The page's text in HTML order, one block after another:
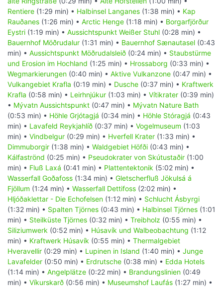
Rentiere (1:29 min) • Halbinsel Langanes (1:38 min) • Kap
Rauðanes (1:26 min) • Arctic Henge (1:18 min) • Borgarfjörður
Eystri (1:19 min) • Aussichtspunkt Weißer Stuhl (0:28 min) •
Bauernhof Möðrudalur (1:31 min) • Bauernhof Sænautasel (0:43
min) • Aussichtspunkt Möðrudalsleið (0:24 min) • Staubstürme
und Erosion im Hochland (1:25 min) • Hrossaborg (0:33 min) •
Wegmarkierungen (0:40 min) • Aktive Vulkanzone (0:47 min) •
Vulkangebiet Krafla (0:19 min) • Dusche (0:37 min) • Kraftwerk
Krafla (0:58 min) • Leirhnjúkur (1:03 min) • Vítikrater (0:39 min)
• Mývatn Aussichtspunkt (0:47 min) • Mývatn Nature Bath
(0:53 min) • Höhle Grjótagjá (0:34 min) • Höhle Stóragjá (0:43
min) • Lavafeld Reykjahlíð (0:37 min) • Vogelmuseum (1:03
min) • Vindbelgur (0:29 min) • Hverfell Krater (1:33 min) •
Dimmuborgir (1:38 min) • Waldgebiet Höfði (0:43 min) •
Kálfaströnd (0:25 min) • Pseudokrater von Skútustaðir (1:00
min) • Fluß Laxá (0:41 min) • Plattentektonik (5:02 min) •
Wasserfall Goðafoss (1:34 min) • Gletscherfluß Jökulsá á
Fjöllum (1:24 min) • Wasserfall Dettifoss (2:02 min) •
Hljóðaklettar - Die Echofelsen (1:12 min) • Schlucht Ásbyrgi
(1:32 min) • Spalten Tjörnes (0:43 min) • Halbinsel Tjörnes (1:01
min) • Steilküste Tjörnes (0:32 min) • Treibholz (0:55 min) •
Siliziumwerk (0:52 min) • Húsavík und Walbeobachtung (1:12
min) • Kraftwerk Húsavík (0:55 min) • Thermalgebiet
Hveravellir (0:29 min) • Lupinen in Island (1:40 min) • Junge
Lavafelder (0:50 min) • Erdrutsche (0:38 min) • Edda Hotels
(1:14 min) • Angelplätze (0:22 min) • Brandungslinien (0:49
min) • Víkurskarð (0:56 min) • Museumshof Laufás (1:27 min) •